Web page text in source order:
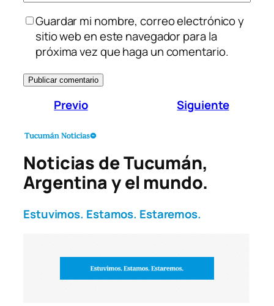
Guardar mi nombre, correo electrónico y
sitio web en este navegador para la
próxima vez que haga un comentario.
Previo Siguiente
Noticias de Tucumán,
Argentina y el mundo.
Estuvimos. Estamos. Estaremos.